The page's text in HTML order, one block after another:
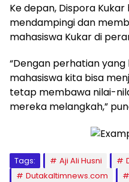
Ke depan, Dispora
mendampingi dan
mahasiswa Kukar di
“Dengan perhatian
mahasiswa kita bisa
tetap membawa nilai-
mereka melangkah,”
Tags: Aji Ali Husni
Dutakaltimnews.com